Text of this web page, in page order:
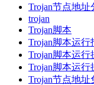
Trojan节点地址
trojan
Trojan脚本
Trojan脚本运行
Trojan脚本运
Trojan脚本运
Trojan节点地址